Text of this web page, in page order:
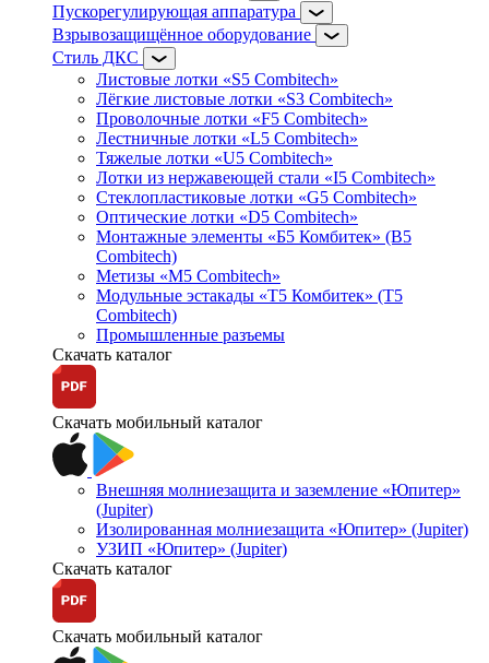
Пускорегулирующая аппаратура
Взрывозащищённое оборудование
Стиль ДКС
Листовые лотки «S5 Combitech»
Лёгкие листовые лотки «S3 Combitech»
Проволочные лотки «F5 Combitech»
Лестничные лотки «L5 Combitech»
Тяжелые лотки «U5 Combitech»
Лотки из нержавеющей стали «I5 Combitech»
Стеклопластиковые лотки «G5 Combitech»
Оптические лотки «D5 Combitech»
Монтажные элементы «Б5 Комбитек» (B5
Combitech)
Метизы «M5 Combitech»
Модульные эстакады «Т5 Комбитек» (T5
Combitech)
Промышленные разъемы
Скачать каталог
Скачать мобильный каталог
Внешняя молниезащита и заземление «Юпитер»
(Jupiter)
Изолированная молниезащита «Юпитер» (Jupiter)
УЗИП «Юпитер» (Jupiter)
Скачать каталог
Скачать мобильный каталог